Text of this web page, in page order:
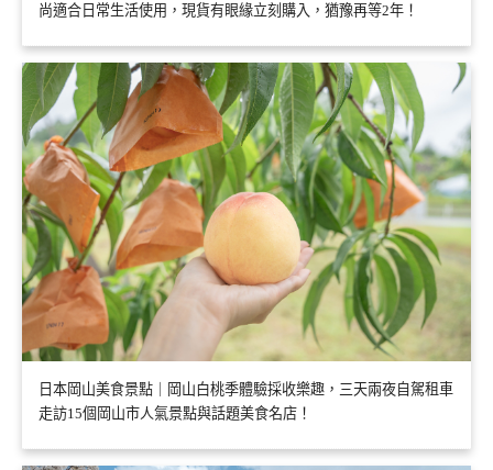
尚適合日常生活使用，現貨有眼緣立刻購入，猶豫再等2年！
日本岡山美食景點｜岡山白桃季體驗採收樂趣，三天兩夜自駕租車
走訪15個岡山市人氣景點與話題美食名店！